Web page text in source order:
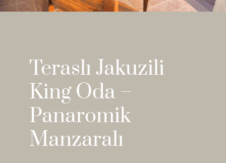
Teraslı Jakuzili
King Oda –
Panaromik
Manzaralı